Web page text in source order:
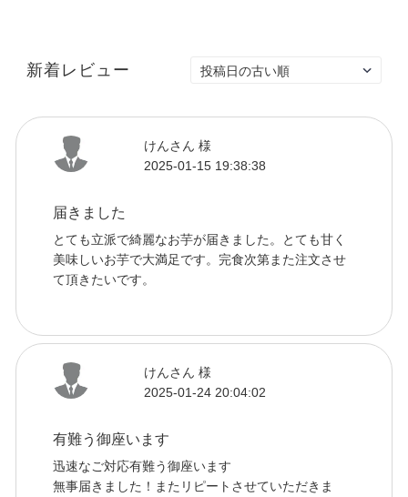
新着レビュー
けんさん 様
2025-01-15 19:38:38
届きました
とても立派で綺麗なお芋が届きました。とても甘く
美味しいお芋で大満足です。完食次第また注文させ
て頂きたいです。
けんさん 様
2025-01-24 20:04:02
有難う御座います
迅速なご対応有難う御座います
無事届きました！またリピートさせていただきま